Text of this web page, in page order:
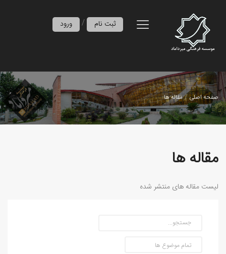
ورود / ثبت نام
صفحه اصلی مقاله ها
مقاله ها
لیست مقاله های منتشر شده